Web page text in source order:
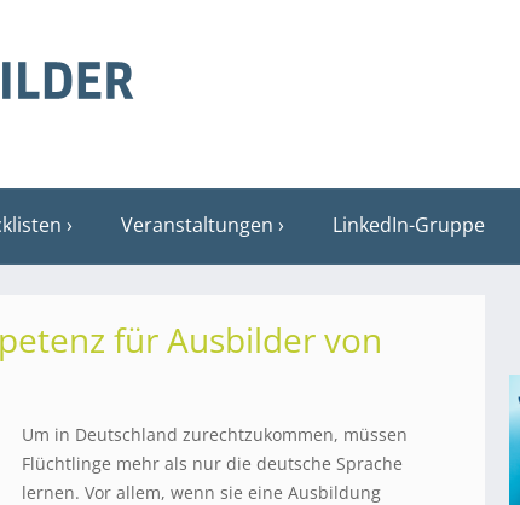
Veranstaltungen LinkedIn-Gruppe
für Ausbilder von
Um in Deutschland zurechtzukommen, müssen
Flüchtlinge mehr als nur die deutsche Sprache
lernen. Vor allem, wenn sie eine Ausbildung